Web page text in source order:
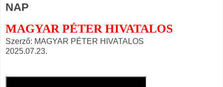
NAP
MAGYAR PÉTER HIVATALOS
Szerző: MAGYAR PÉTER HIVATALOS
2025.07.23.